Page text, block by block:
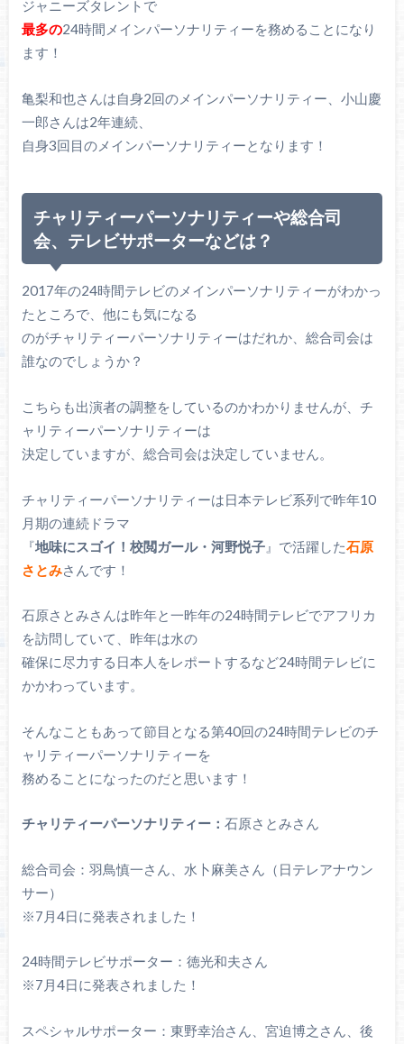
ジャニーズタレントで
最多の24時間メインパーソナリティーを務めることになり
ます！
亀梨和也さんは自身2回のメインパーソナリティー、小山慶
一郎さんは2年連続、
自身3回目のメインパーソナリティーとなります！
チャリティーパーソナリティーや総合司
会、テレビサポーターなどは？
2017年の24時間テレビのメインパーソナリティーがわかっ
たところで、他にも気になる
のがチャリティーパーソナリティーはだれか、総合司会は
誰なのでしょうか？
こちらも出演者の調整をしているのかわかりませんが、チ
ャリティーパーソナリティーは
決定していますが、総合司会は決定していません。
チャリティーパーソナリティーは日本テレビ系列で昨年10
月期の連続ドラマ
『地味にスゴイ！校閲ガール・河野悦子』で活躍した石原
さとみさんです！
石原さとみさんは昨年と一昨年の24時間テレビでアフリカ
を訪問していて、昨年は水の
確保に尽力する日本人をレポートするなど24時間テレビに
かかわっています。
そんなこともあって節目となる第40回の24時間テレビのチ
ャリティーパーソナリティーを
務めることになったのだと思います！
チャリティーパーソナリティー： 石原さとみさん
総合司会：羽鳥慎一さん、水卜麻美さん（日テレアナウン
サー）
※7月4日に発表されました！
24時間テレビサポーター：徳光和夫さん
※7月4日に発表されました！
スペシャルサポーター：東野幸治さん、宮迫博之さん、後